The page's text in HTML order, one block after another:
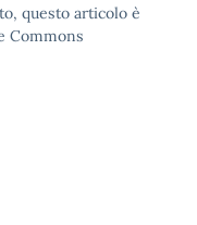
questo articolo è
Commons